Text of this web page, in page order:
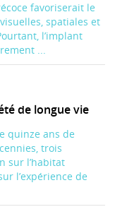
favoriserait le
spatiales et
l’implant
...
de longue vie
quinze ans de
trois
sur l’habitat
l’expérience de